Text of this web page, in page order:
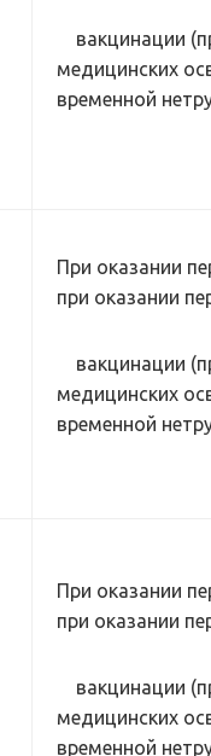
вакцинации
медицинских
временной
При оказании
при оказании
вакцинации
медицинских
временной
При оказании
при оказании
вакцинации
медицинских
временной